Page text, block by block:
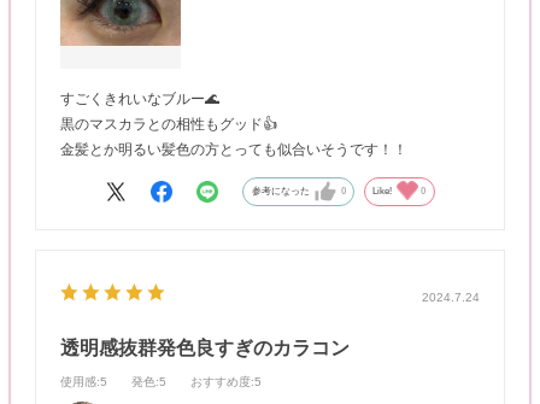
すごくきれいなブルー🌊
黒のマスカラとの相性もグッド👍
金髪とか明るい髪色の方とっても似合いそうです！！
参考になった 0 Like! 0
2024.7.24
透明感抜群発色良すぎのカラコン
使用感:5 発色:5 おすすめ度:5